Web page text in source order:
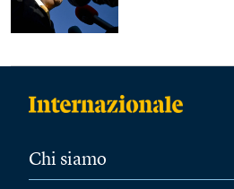
Chi siamo